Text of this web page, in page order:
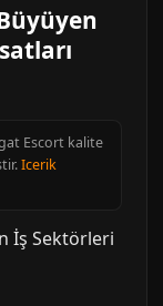
Escort kalite
Icerik